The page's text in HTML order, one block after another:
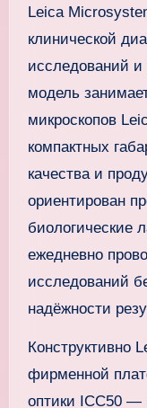
Leica
клинической
исследований и
модель
микроскопов
компактных
качества и
ориентирован
биологические
ежедневно
исследований
надёжности
Конструктивно
фирменной
оптики ICC50 —